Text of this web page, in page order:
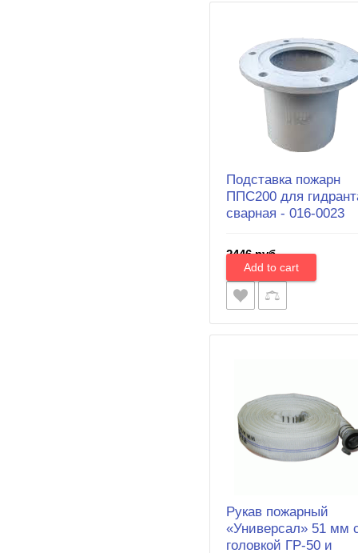
Подставка пожарн
ППС200 для
сварная - 016-0023
2446 руб.
Рукав пожарный
«Универсал» 51 мм
головкой ГР-50 и